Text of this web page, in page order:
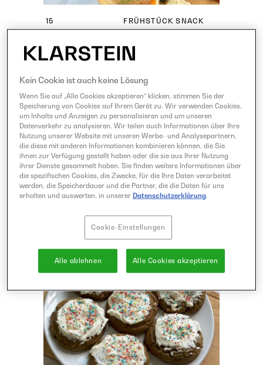
15
MINUTEN
EASY
FRÜHSTÜCKSNACK
VEGETARISCH
Oster-Snack:
Paprika-Karotten
Paprika-Karotten: Süßer Snack zu
Ostern Passend zu deinem Oster-
Brunch brauchst du noch eine süße
Idee, um deine Gemüse anzurichten?
Dann ist dieses Rezept genau richtig für
...
Kein Cookie ist auch keine Lösung
Wenn Sie auf „Alle Cookies akzeptieren“ klicken, stimmen Sie der
Speicherung von Cookies auf Ihrem Gerät zu. Wir verwenden Cookies,
um Inhalte und Anzeigen zu personalisieren und um unseren
Datenverkehr zu analysieren. Wir teilen auch Informationen über Ihre
Nutzung unserer Website mit unseren Werbe- und Analysepartnern,
die diese mit anderen Informationen kombinieren können, die Sie
ihnen zur Verfügung gestellt haben oder die sie aus Ihrer Nutzung
ihrer Dienste gesammelt haben. Sie finden weitere Informationen über
die spezifischen Cookies, die Zwecke, für die Ihre Daten verarbeitet
werden, die Speicherdauer und die Partner, die die Daten für uns
erhalten und auswerten, in unserer Datenschutzerklärung.
Cookie-Einstellungen
Alle ablehnen Alle Cookies akzeptieren